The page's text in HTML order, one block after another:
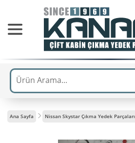
Ana Sayfa Nissan Skystar Çıkma Yedek Parçaları